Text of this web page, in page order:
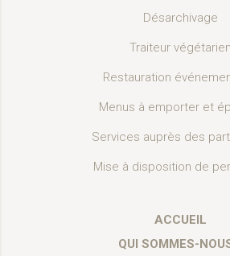
Désarchivage
Traiteur végétarien
Restauration
Menus à emporter et
Services auprès des
Mise à disposition de
ACCUEIL
QUI SOMMES-